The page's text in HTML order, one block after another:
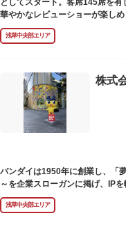
の実験植物園や筑波研究施設（
としてスタート。客席145席を
華やかなレビューショーが楽しめ
浅草中央部エリア
株式
バンダイは1950年に創業し、「
～を企業スローガンに掲げ、IP
品・食玩、アパレル、日用雑貨
エンターテインメントをお届けし
浅草中央部エリア